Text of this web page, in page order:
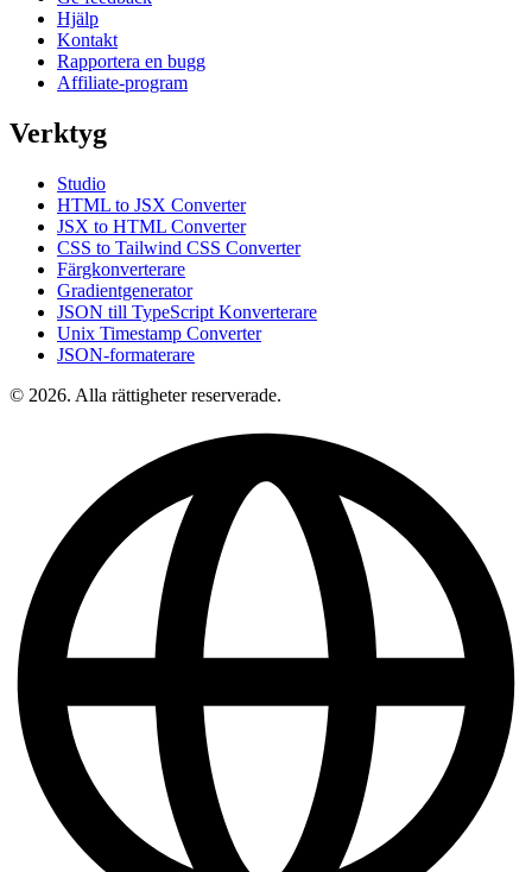
Hjälp
Kontakt
Rapportera en bugg
Affiliate-program
Verktyg
Studio
HTML to JSX Converter
JSX to HTML Converter
CSS to Tailwind CSS Converter
Färgkonverterare
Gradientgenerator
JSON till TypeScript Konverterare
Unix Timestamp Converter
JSON-formaterare
© 2026. Alla rättigheter reserverade.